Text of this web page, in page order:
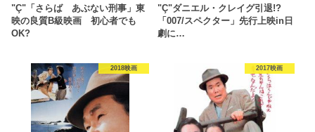
"Ç"「さらば あぶない刑事」東
映の良質B級映画 初心者でも
OK?
"Ç"ダニエル・クレイグ引退!?
「007/スペクター」先行上映in日
劇に…
2018映画 2017映画